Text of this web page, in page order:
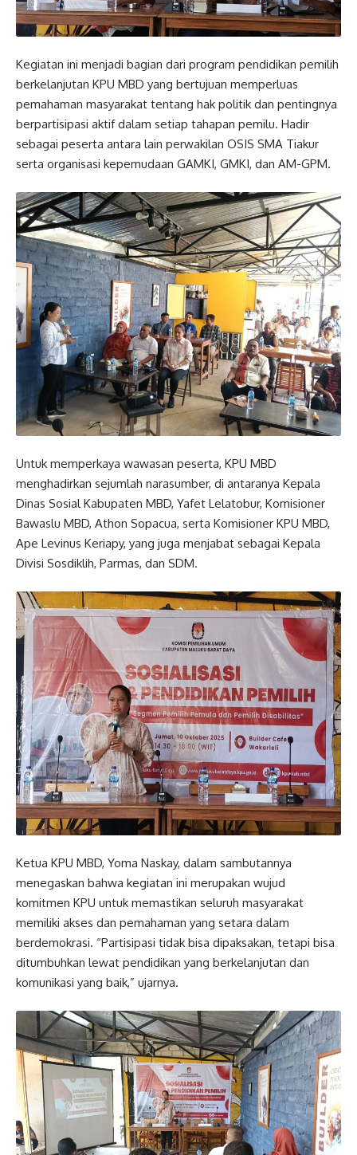
Kegiatan ini menjadi bagian dari program pendidikan pemilih
berkelanjutan KPU MBD yang bertujuan memperluas
pemahaman masyarakat tentang hak politik dan pentingnya
berpartisipasi aktif dalam setiap tahapan pemilu. Hadir
sebagai peserta antara lain perwakilan OSIS SMA Tiakur
serta organisasi kepemudaan GAMKI, GMKI, dan AM-GPM.
Untuk memperkaya wawasan peserta, KPU MBD
menghadirkan sejumlah narasumber, di antaranya Kepala
Dinas Sosial Kabupaten MBD, Yafet Lelatobur, Komisioner
Bawaslu MBD, Athon Sopacua, serta Komisioner KPU MBD,
Ape Levinus Keriapy, yang juga menjabat sebagai Kepala
Divisi Sosdiklih, Parmas, dan SDM.
Ketua KPU MBD, Yoma Naskay, dalam sambutannya
menegaskan bahwa kegiatan ini merupakan wujud
komitmen KPU untuk memastikan seluruh masyarakat
memiliki akses dan pemahaman yang setara dalam
berdemokrasi. “Partisipasi tidak bisa dipaksakan, tetapi bisa
ditumbuhkan lewat pendidikan yang berkelanjutan dan
komunikasi yang baik,” ujarnya.